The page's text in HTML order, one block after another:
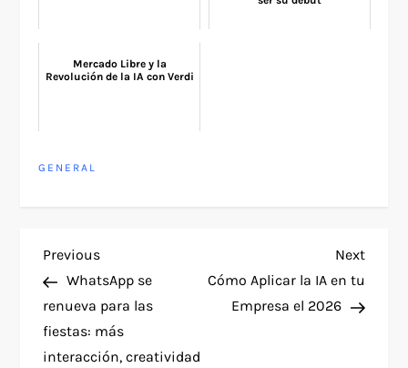
Mercado Libre y la
Revolución de la IA con Verdi
GENERAL
P
o
s
Previous
Post
Previous
WhatsApp se
renueva para las
fiestas: más
interacción, creatividad
Next
Next
Cómo Aplicar la IA en tu
Empresa el 2026